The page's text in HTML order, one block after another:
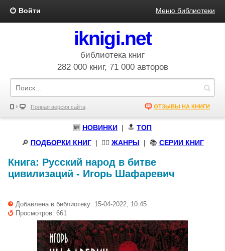
Войти Меню библиотеки
iknigi.net
библиотека книг
282 000 книг, 71 000 авторов
Полная версия сайта ОТЗЫВЫ НА КНИГИ
🆕 НОВИНКИ | 🔝 ТОП
🔎 ПОДБОРКИ КНИГ| 🧝‍♀️ ЖАНРЫ | 📚 СЕРИИ КНИГ
Книга: Русский народ в битве
цивилизаций - Игорь Шафаревич
Добавлена в библиотеку: 15-04-2022, 10:45
Просмотров: 661